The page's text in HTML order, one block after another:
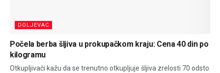
DOLJEVAC
Počela berba šljiva u prokupačkom kraju: Cena 40 din po
kilogramu
Otkupljivači kažu da se trenutno otkupljuje šljiva zrelosti 70 odsto